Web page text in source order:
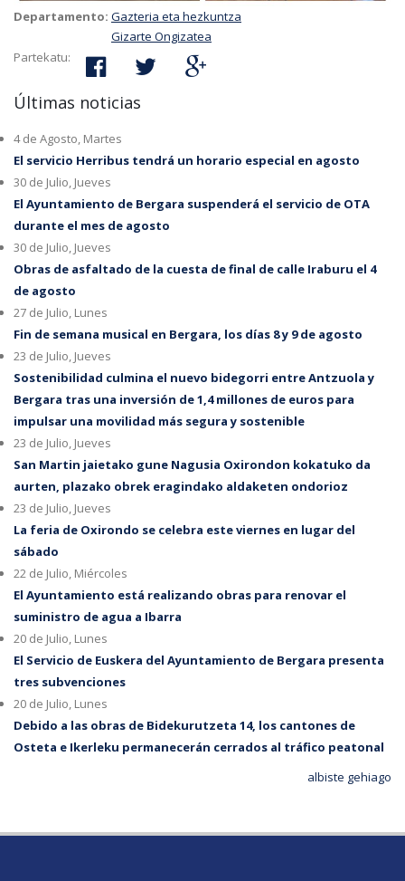
Departamento: Gazteria eta hezkuntza
Gizarte Ongizatea
Partekatu:
Últimas noticias
4 de Agosto, Martes
El servicio Herribus tendrá un horario especial en agosto
30 de Julio, Jueves
El Ayuntamiento de Bergara suspenderá el servicio de OTA
durante el mes de agosto
30 de Julio, Jueves
Obras de asfaltado de la cuesta de final de calle Iraburu el 4
de agosto
27 de Julio, Lunes
Fin de semana musical en Bergara, los días 8 y 9 de agosto
23 de Julio, Jueves
Sostenibilidad culmina el nuevo bidegorri entre Antzuola y
Bergara tras una inversión de 1,4 millones de euros para
impulsar una movilidad más segura y sostenible
23 de Julio, Jueves
San Martin jaietako gune Nagusia Oxirondon kokatuko da
aurten, plazako obrek eragindako aldaketen ondorioz
23 de Julio, Jueves
La feria de Oxirondo se celebra este viernes en lugar del
sábado
22 de Julio, Miércoles
El Ayuntamiento está realizando obras para renovar el
suministro de agua a Ibarra
20 de Julio, Lunes
El Servicio de Euskera del Ayuntamiento de Bergara presenta
tres subvenciones
20 de Julio, Lunes
Debido a las obras de Bidekurutzeta 14, los cantones de
Osteta e Ikerleku permanecerán cerrados al tráfico peatonal
albiste gehiago